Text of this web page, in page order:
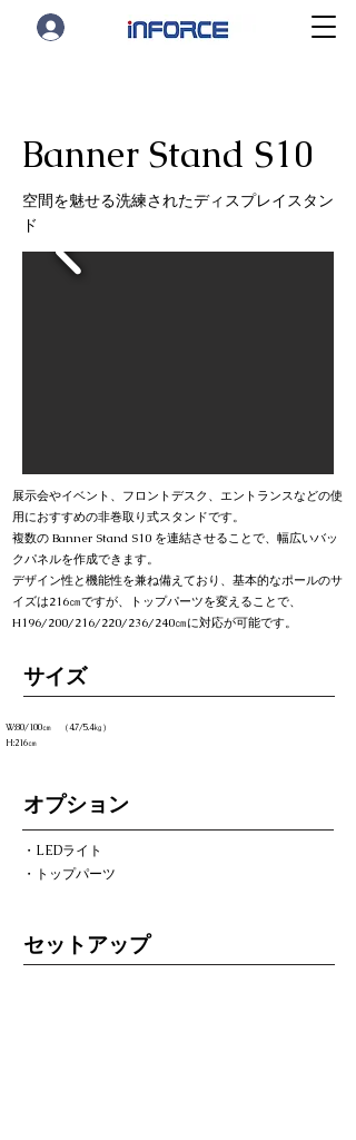
Banner Stand S10
空間を魅せる洗練されたディスプレイスタン
ド
展示会やイベント、フロントデスク、エントランスなどの使
用におすすめの非巻取り式スタンドです。
複数の Banner Stand S10 を連結させることで、幅広いバッ
クパネルを作成できます。
デザイン性と機能性を兼ね備えており、基本的なポールのサ
イズは216㎝ですが、トップパーツを変えることで、
H196/200/216/220/236/240㎝に対応が可能です。
​サイズ
W:80/100㎝ （4.7/5.4㎏）
H:216㎝
オプション
・LEDライト
・トップパーツ
セットアップ